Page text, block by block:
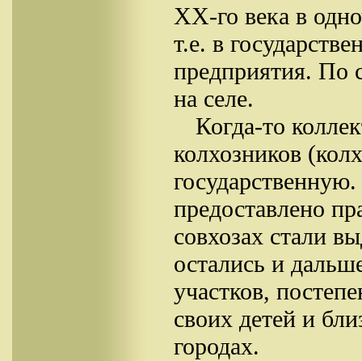
XX-го века в
т.е. в
предприятия. По
на селе.
Когда-то
колхозников
предоставлено
совхозах стали
остались и
участков,
своих детей и
городах.